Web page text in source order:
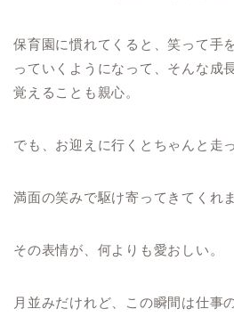
保育園に慣れてくると、笑って手
っていくようになって、そんな成
覚えることも親心。
でも、お迎えに行くとちゃんと走
満面の笑みで駆け寄ってきてくれま
その表情が、何よりも愛おしい。
月並みだけれど、この瞬間は仕事